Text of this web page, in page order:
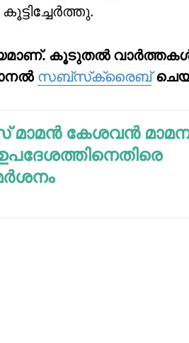
കൂടുതല്‍
സബ്‌സ്‌ക്രൈബ്
മാമന്‍ കേശവന്‍
ഉപദേശത്തിനെതിരെ